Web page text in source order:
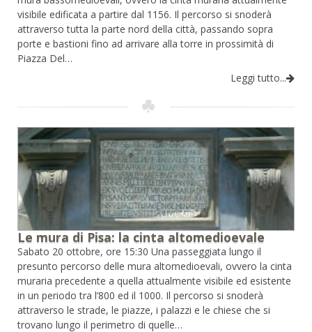
visibile edificata a partire dal 1156. Il percorso si snoderà
attraverso tutta la parte nord della città, passando sopra
porte e bastioni fino ad arrivare alla torre in prossimità di
Piazza Del…
Leggi tutto...
Le mura di Pisa: la cinta altomedioevale
Sabato 20 ottobre, ore 15:30 Una passeggiata lungo il
presunto percorso delle mura altomedioevali, ovvero la cinta
muraria precedente a quella attualmente visibile ed esistente
in un periodo tra l’800 ed il 1000. Il percorso si snoderà
attraverso le strade, le piazze, i palazzi e le chiese che si
trovano lungo il perimetro di quelle…